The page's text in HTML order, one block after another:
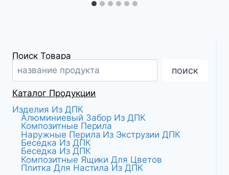
Поиск Товара
поиск
Каталог Продукции
Изделия Из ДПК
Алюминиевый Забор Из ДПК
Композитные Перила
Наружные Перила Из Экструзии ДПК
Беседка Из ДПК
Беседка Из ДПК
Композитные Ящики Для Цветов
Плитка Для Настила Из ДПК